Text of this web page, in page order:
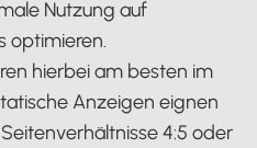
Nutzung auf
optimieren.
hierbei am besten im
Anzeigen eignen
4:5 oder